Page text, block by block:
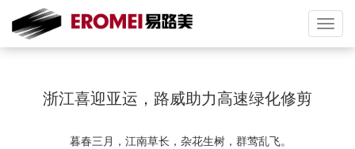
浙江喜迎亚运，路威助力高速绿化修剪
暮春三月，江南草长，杂花生树，群莺乱飞。